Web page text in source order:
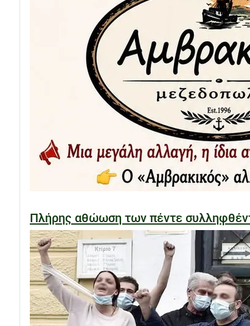
Πλήρης αθώωση των πέντε